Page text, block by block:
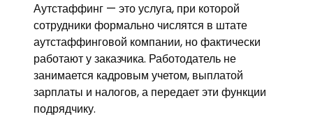
Аутстаффинг — это услуга, при которой
сотрудники формально числятся в штате
аутстаффинговой компании, но фактически
работают у заказчика. Работодатель не
занимается кадровым учетом, выплатой
зарплаты и налогов, а передает эти функции
подрядчику.